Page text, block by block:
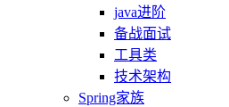
java进阶
备战面试
工具类
技术架构
Spring家族